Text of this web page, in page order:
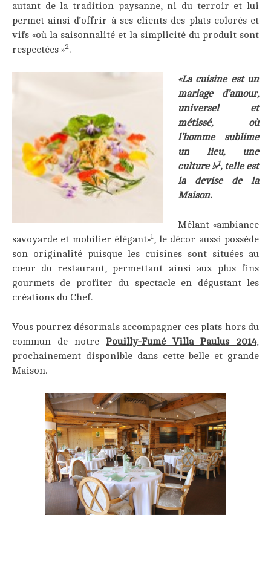
autant de la tradition paysanne, ni du terroir et lui
permet ainsi d’offrir à ses clients des plats colorés et
vifs «où la saisonnalité et la simplicité du produit sont
respectées »2.
«La cuisine est un
mariage d’amour,
universel et
métissé, où
l’homme sublime
un lieu, une
culture !»1, telle est
la devise de la
Maison.
Mêlant «ambiance
savoyarde et mobilier élégant»1, le décor aussi possède
son originalité puisque les cuisines sont situées au
cœur du restaurant, permettant ainsi aux plus fins
gourmets de profiter du spectacle en dégustant les
créations du Chef.
Vous pourrez désormais accompagner ces plats hors du
commun de notre Pouilly-Fumé Villa Paulus 2014,
prochainement disponible dans cette belle et grande
Maison.